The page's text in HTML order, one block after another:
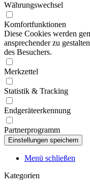
Währungswechsel
Komfortfunktionen
Diese Cookies werden
ansprechender zu
des Besuchers.
Merkzettel
Statistik & Tracking
Endgeräteerkennung
Partnerprogramm
Menü schließen
Kategorien